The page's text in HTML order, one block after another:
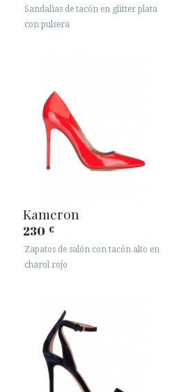
Sandalias de tacón en glitter plata
con pulsera
Kameron
230 €
Zapatos de salón con tacón alto en
charol rojo